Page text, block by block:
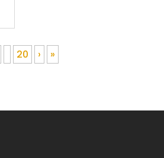
20 › »